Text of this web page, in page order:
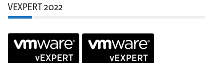
VEXPERT 2022